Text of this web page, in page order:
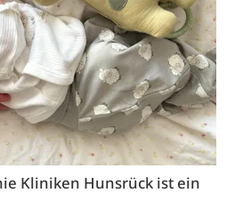
Kliniken Hunsrück ist ein